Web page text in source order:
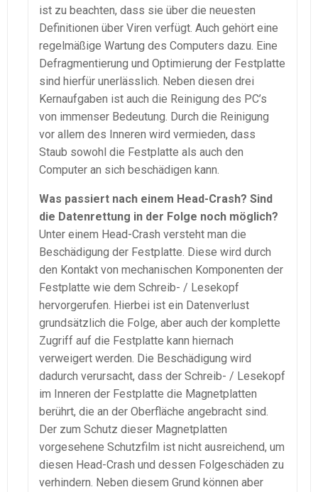
ist zu beachten, dass sie über die neuesten
Definitionen über Viren verfügt. Auch gehört eine
regelmäßige Wartung des Computers dazu. Eine
Defragmentierung und Optimierung der Festplatte
sind hierfür unerlässlich. Neben diesen drei
Kernaufgaben ist auch die Reinigung des PC’s
von immenser Bedeutung. Durch die Reinigung
vor allem des Inneren wird vermieden, dass
Staub sowohl die Festplatte als auch den
Computer an sich beschädigen kann.
Was passiert nach einem Head-Crash? Sind
die Datenrettung in der Folge noch möglich?
Unter einem Head-Crash versteht man die
Beschädigung der Festplatte. Diese wird durch
den Kontakt von mechanischen Komponenten der
Festplatte wie dem Schreib- / Lesekopf
hervorgerufen. Hierbei ist ein Datenverlust
grundsätzlich die Folge, aber auch der komplette
Zugriff auf die Festplatte kann hiernach
verweigert werden. Die Beschädigung wird
dadurch verursacht, dass der Schreib- / Lesekopf
im Inneren der Festplatte die Magnetplatten
berührt, die an der Oberfläche angebracht sind.
Der zum Schutz dieser Magnetplatten
vorgesehene Schutzfilm ist nicht ausreichend, um
diesen Head-Crash und dessen Folgeschäden zu
verhindern. Neben diesem Grund können aber